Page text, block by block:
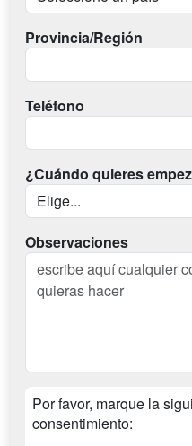
Provincia/Región
Teléfono
¿Cuándo quieres
Observaciones
Por favor, marque la
consentimiento: